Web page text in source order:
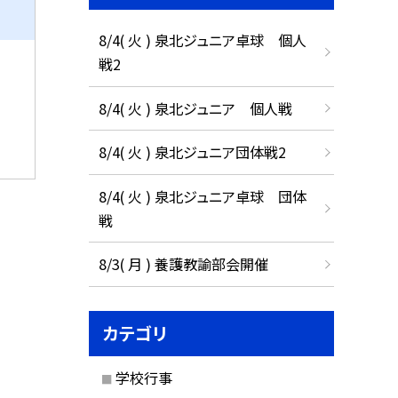
8/4( 火 ) 泉北ジュニア卓球 個人
戦2
8/4( 火 ) 泉北ジュニア 個人戦
8/4( 火 ) 泉北ジュニア団体戦2
8/4( 火 ) 泉北ジュニア卓球 団体
戦
8/3( 月 ) 養護教諭部会開催
カテゴリ
学校行事